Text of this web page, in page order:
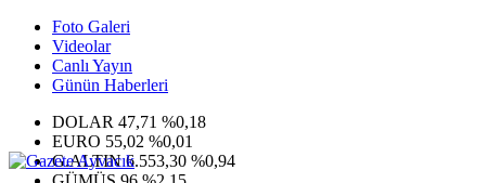
Foto Galeri
Videolar
Canlı Yayın
Günün Haberleri
DOLAR 47,71 %0,18
EURO 55,02 %0,01
G.ALTIN6.553,30 %0,94